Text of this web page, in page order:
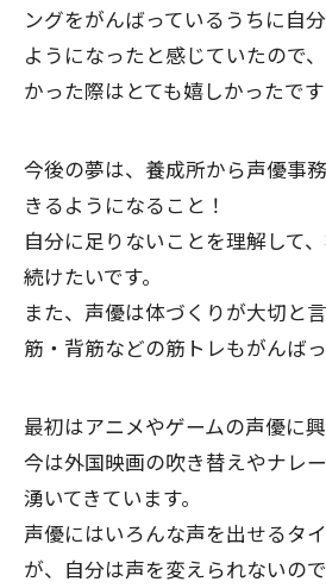
ングをがんばっているうちに自
ようになったと感じていたので
かった際はとても嬉しかったです
今後の夢は、養成所から声優事
きるようになること！
自分に足りないことを理解して
続けたいです。
また、声優は体づくりが大切と
筋・背筋などの筋トレもがんばっ
最初はアニメやゲームの声優に
今は外国映画の吹き替えやナレ
湧いてきています。
声優にはいろんな声を出せるタ
が、自分は声を変えられないの